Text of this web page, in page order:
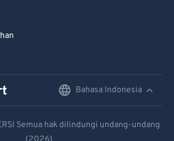
Bahasa Indonesia
Semua hak dilindungi undang-undang